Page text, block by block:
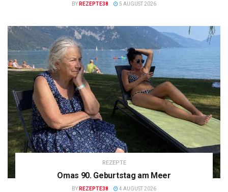
BY REZEPTE38 5 AUGUST 2026
REZEPTE
Omas 90. Geburtstag am Meer
BY REZEPTE38 4 AUGUST 2026